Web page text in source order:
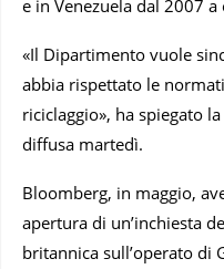
e in Venezuela dal 2007 a
«Il Dipartimento vuole
abbia rispettato le
riciclaggio», ha spiegato
diffusa martedì.
Bloomberg, in maggio,
apertura di un’inchiesta
britannica sull’operato di